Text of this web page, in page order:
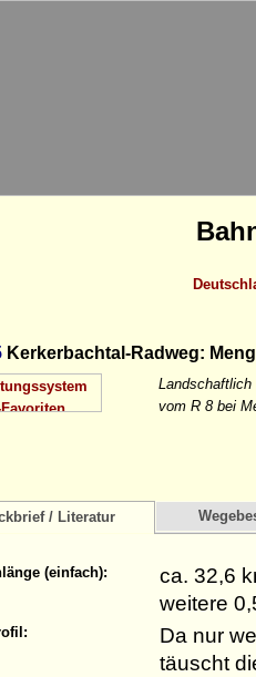
Kerkerbachtal-Radweg:
Landschaftlich
vom R 8 bei
/ Literatur
(einfach):
ca. 32,6
weitere
Da nur
täuscht